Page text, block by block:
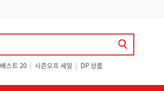
베스트 20 | 시즌오프 세일 | DP 상품